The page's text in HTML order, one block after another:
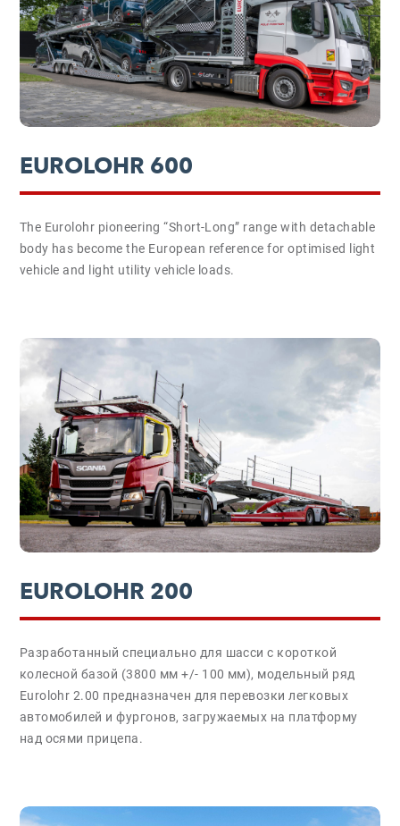
EUROLOHR 600
The Eurolohr pioneering “Short-Long” range with detachable
body has become the European reference for optimised light
vehicle and light utility vehicle loads.
EUROLOHR 200
Разработанный специально для шасси с короткой
колесной базой (3800 мм +/- 100 мм), модельный ряд
Eurolohr 2.00 предназначен для перевозки легковых
автомобилей и фургонов, загружаемых на платформу
над осями прицепа.